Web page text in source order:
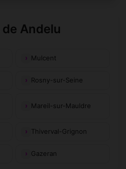
Andelu
Mulcent
Rosny-sur-Seine
Mareil-sur-Mauldre
Thiverval-Grignon
Gazeran